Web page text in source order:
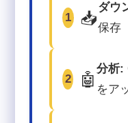
1 📥
ダウ
保存
2 🤖
分析:
をア